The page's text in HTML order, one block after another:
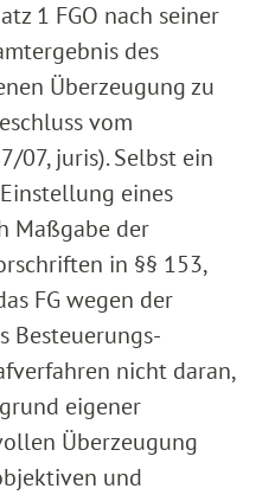
1 FGO nach seiner
des
Überzeugung zu
vom
07, juris). Selbst ein
eines
Maßgabe der
in §§ 153,
FG wegen der
Besteuerungs-
nicht daran,
eigener
Überzeugung
und